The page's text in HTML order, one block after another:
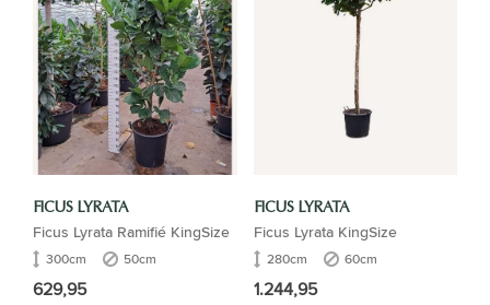
FICUS LYRATA
Ficus Lyrata Ramifié KingSize
300cm 50cm
629,95
FICUS LYRATA
Ficus Lyrata KingSize
280cm 60cm
1.244,95